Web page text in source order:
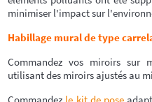
minimiser l'impact sur
Habillage mural de type
Commandez vos miroirs sur
utilisant des miroirs ajustés au